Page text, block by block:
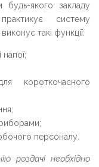
якого закладу
систему
такі функції:
короткочасного
персоналу.
роздачі необхідно